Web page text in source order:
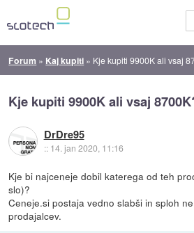
Forum » Kaj kupiti » Kje kupiti 9900K ali vsaj
Kje kupiti 9900K ali vsaj
DrDre95
:: 14. jan 2020, 11:16
Kje bi najceneje dobil katerega od teh
slo)?
Ceneje.si postaja vedno slabši in sploh
prodajalcev.